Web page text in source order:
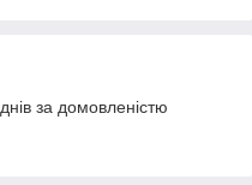
за домовленістю